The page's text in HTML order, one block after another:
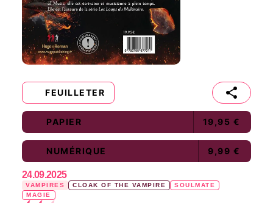
FEUILLETER
PAPIER 19,95 €
NUMÉRIQUE 9,99 €
24.09.2025
VAMPIRES CLOAK OF THE VAMPIRE
SOULMATE
MAGIE